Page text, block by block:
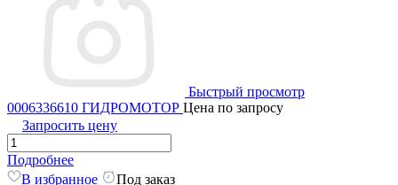
Быстрый просмотр
0006336610 ГИДРОМОТОР Цена по запросу
Запросить цену
Подробнее
В избранное
Под заказ